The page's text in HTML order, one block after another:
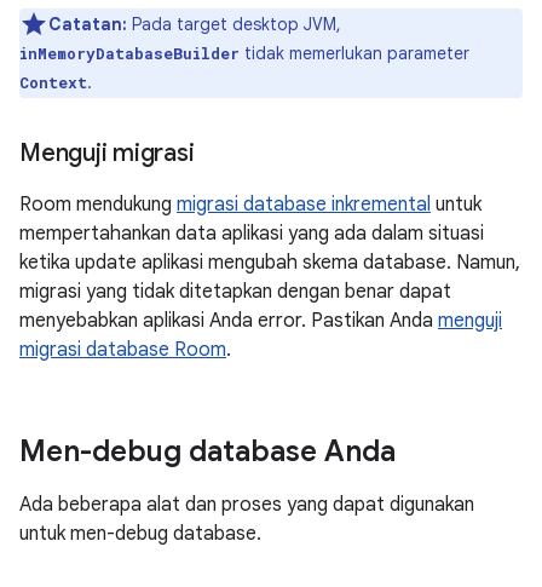
Catatan: Pada target desktop JVM,
inMemoryDatabaseBuilder tidak memerlukan parameter
Context.
Menguji migrasi
Room mendukung migrasi database inkremental untuk
mempertahankan data aplikasi yang ada dalam situasi
ketika update aplikasi mengubah skema database. Namun,
migrasi yang tidak ditetapkan dengan benar dapat
menyebabkan aplikasi Anda error. Pastikan Anda menguji
migrasi database Room.
Men-debug database Anda
Ada beberapa alat dan proses yang dapat digunakan
untuk men-debug database.